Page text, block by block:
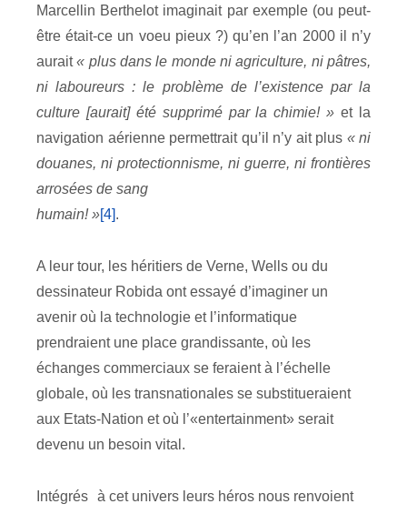
Marcellin Berthelot imaginait par exemple (ou peut-
être était-ce un voeu pieux ?) qu’en l’an 2000 il n’y
aurait« plus dans le monde ni agriculture, ni pâtres,
ni laboureurs : le problème de l’existence par la
culture [aurait] été supprimé par la chimie! » et la
navigation aérienne permettrait qu’il n’y ait plus « ni
douanes, ni protectionnisme, ni guerre, ni frontières
arrosées de sang
humain! »[4].
A leur tour, les héritiers de Verne, Wells ou du
dessinateur Robida ont essayé d’imaginer un
avenir où la technologie et l’informatique
prendraient une place grandissante, où les
échanges commerciaux se feraient à l’échelle
globale, où les transnationales se substitueraient
aux Etats-Nation et où l’«entertainment» serait
devenu un besoin vital.
Intégrés à cet univers leurs héros nous renvoient